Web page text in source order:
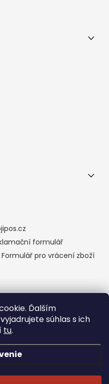
Ďalším
súhlas s ich
tu.
formulář
Formulář pro vrácení zboží
- 11:30